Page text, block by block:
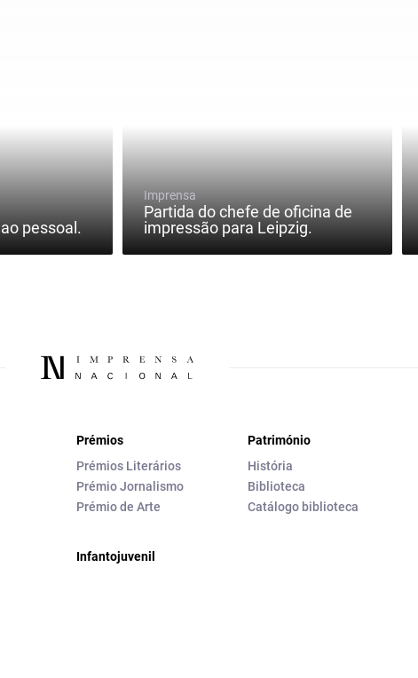
pessoal.
Imprensa
Partida do chefe de oficina de
impressão para Leipzig.
Prémios
Prémios Literários
Prémio Jornalismo
Prémio de Arte
Infantojuvenil
Património
História
Biblioteca
Catálogo biblioteca